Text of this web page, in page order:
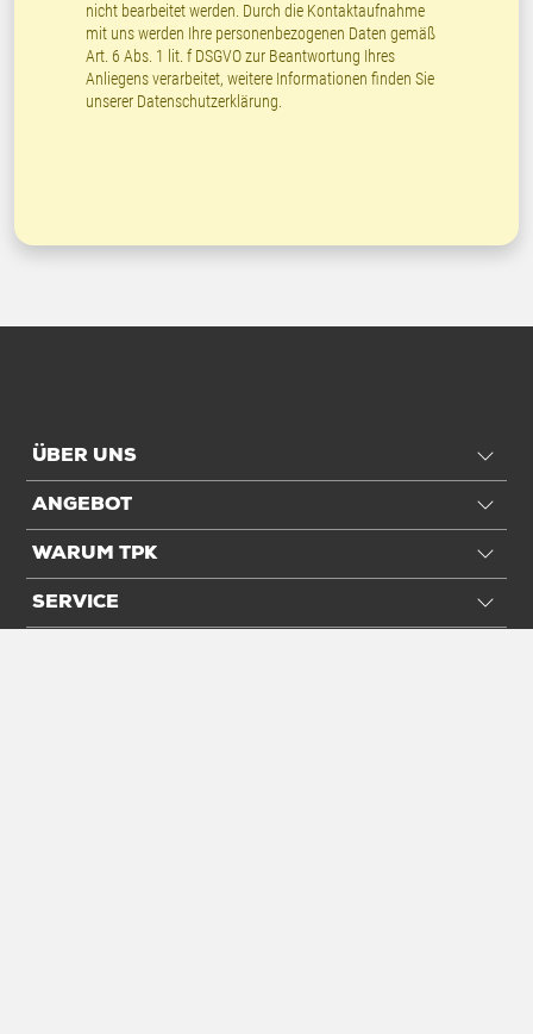
nicht bearbeitet werden. Durch die Kontaktaufnahme
mit uns werden Ihre personenbezogenen Daten gemäß
Art. 6 Abs. 1 lit. f DSGVO zur Beantwortung Ihres
Anliegens verarbeitet, weitere Informationen finden Sie
unserer Datenschutzerklärung
ÜBER UNS
ANGEBOT
WARUM TPK
SERVICE